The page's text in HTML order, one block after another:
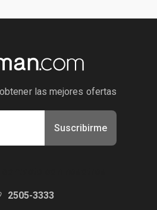
las mejores ofertas
Suscribirme
2505-3333